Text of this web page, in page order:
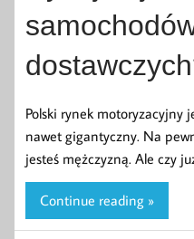
Polski rynek motoryzacyjny
nawet gigantyczny. Na
jesteś mężczyzną. Ale czy
Continue reading »